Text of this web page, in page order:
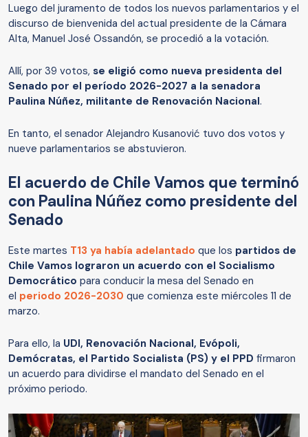
Luego del juramento de todos los nuevos parlamentarios y el
discurso de bienvenida del actual presidente de la Cámara
Alta, Manuel José Ossandón, se procedió a la votación.
Allí, por 39 votos, se eligió como nueva presidenta del
Senado por el período 2026-2027 a la senadora
Paulina Núñez, militante de Renovación Nacional.
En tanto, el senador Alejandro Kusanović tuvo dos votos y
nueve parlamentarios se abstuvieron.
El acuerdo de Chile Vamos que terminó
con Paulina Núñez como presidente del
Senado
Este martes T13 ya había adelantado que los partidos de
Chile Vamos lograron un acuerdo con el Socialismo
Democrático para conducir la mesa del Senado en
el periodo 2026-2030 que comienza este miércoles 11 de
marzo.
Para ello, la UDI, Renovación Nacional, Evópoli,
Demócratas, el Partido Socialista (PS) y el PPD firmaron
un acuerdo para dividirse el mandato del Senado en el
próximo periodo.